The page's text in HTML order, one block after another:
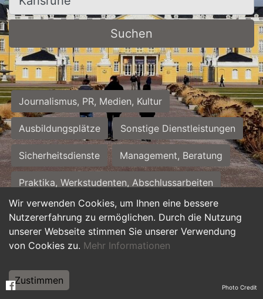
Wir verwenden Cookies, um Ihnen eine bessere
Nutzererfahrung zu ermöglichen. Durch die Nutzung
unserer Webseite stimmen Sie unserer Verwendung
von Cookies zu. Mehr Informationen
Zustimmen
Suchen
Journalismus, PR, Medien, Kultur
Ausbildungsplätze Sonstige Dienstleistungen
Sicherheitsdienste Management, Beratung
Praktika, Werkstudenten, Abschlussarbeiten
Personalwesen Assistenz, Sekretariat
Hilfskräfte, Aushilfs- und Nebenjobs
Weiterbildung, Studium, duale Ausbildung Photo Credit